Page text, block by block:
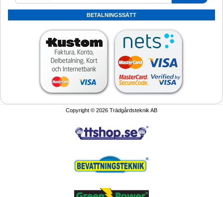
BETALNINGSSÄTT
Copyright © 2026 Trädgårdsteknik AB